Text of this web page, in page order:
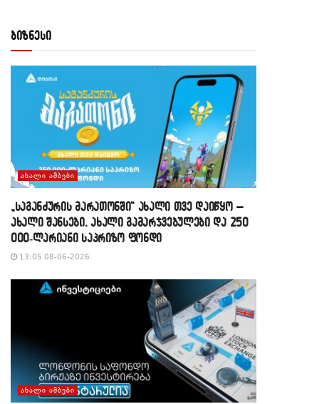
ბიზნესი
ᲐᲮᲐᲚᲘ ᲐᲛᲑᲔᲑᲘ
„საგანძურის მარათონში“ ახალი თვე დაიწყო –
ახალი შანსები, ახალი გამარჯვებულები და 250
000-ლარიანი საპრიზო ფონდი
13:05 08-06-2026
ᲐᲮᲐᲚᲘ ᲐᲛᲑᲔᲑᲘ